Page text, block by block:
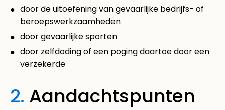
door de uitoefening van gevaarlijke bedrijfs- of
beroepswerkzaamheden
door gevaarlijke sporten
door zelfdoding of een poging daartoe door een
verzekerde
2. Aandachtspunten